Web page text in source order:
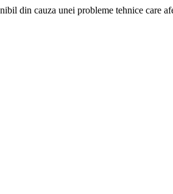
din cauza unei probleme tehnice care